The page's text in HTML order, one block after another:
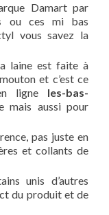
Damart par
ou ces mi bas
vous savez la
laine est faite à
et c’est ce
ligne les-bas-
mais aussi pour
pas juste en
et collants de
unis d’autres
du produit et de